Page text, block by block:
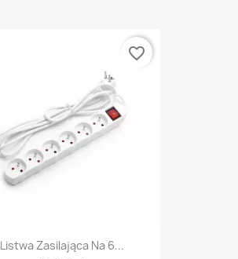
Listwa Zasilająca Na 6...
favorite_border